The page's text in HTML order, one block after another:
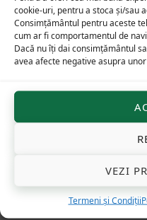
cookie-uri, pentru a stoca și/sau
Consimțământul pentru aceste
cum ar fi comportamentul de
Dacă nu îți dai consimțământul
avea afecte negative asupra
VEZI
Termeni și Condiții
40lei
Minunatele
și Nicolae din Stiri și
Italiei în lumea
45lei
De altundeva,